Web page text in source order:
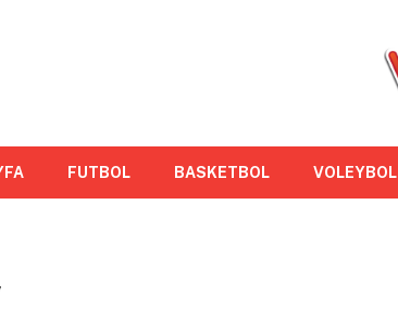
FUTBOL BASKETBOL VOLEYBOL